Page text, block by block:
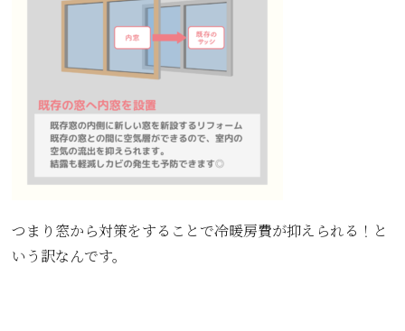
つまり窓から対策をすることで冷暖房費が抑えられる！と
いう訳なんです。